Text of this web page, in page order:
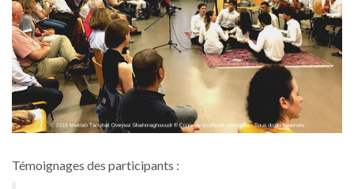
Témoignages des participants :